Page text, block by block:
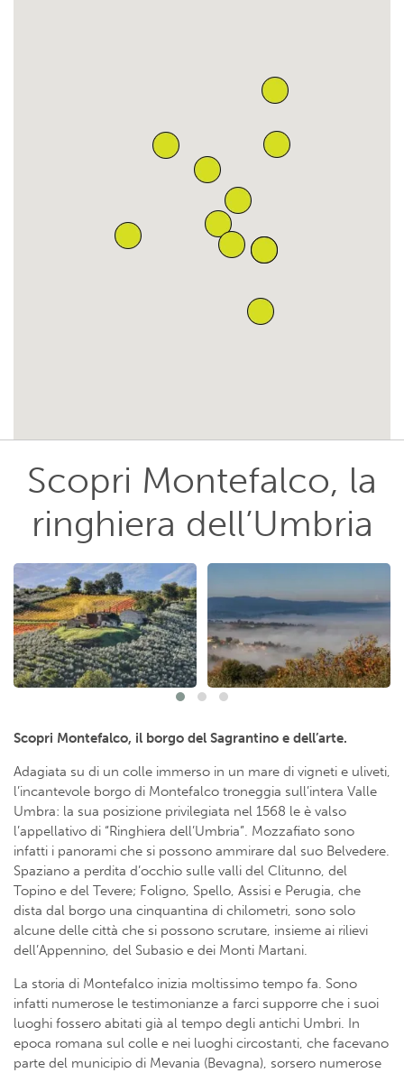
Scopri Montefalco, la
ringhiera dell’Umbria
Scopri Montefalco, il borgo del Sagrantino e dell’arte.
Adagiata su di un colle immerso in un mare di vigneti e uliveti,
l’incantevole borgo di Montefalco troneggia sull’intera Valle
Umbra: la sua posizione privilegiata nel 1568 le è valso
l’appellativo di “Ringhiera dell’Umbria”. Mozzafiato sono
infatti i panorami che si possono ammirare dal suo Belvedere.
Spaziano a perdita d’occhio sulle valli del Clitunno, del
Topino e del Tevere; Foligno, Spello, Assisi e Perugia, che
dista dal borgo una cinquantina di chilometri, sono solo
alcune delle città che si possono scrutare, insieme ai rilievi
dell’Appennino, del Subasio e dei Monti Martani.
La storia di Montefalco inizia moltissimo tempo fa. Sono
infatti numerose le testimonianze a farci supporre che i suoi
luoghi fossero abitati già al tempo degli antichi Umbri. In
epoca romana sul colle e nei luoghi circostanti, che facevano
parte del municipio di Mevania (Bevagna), sorsero numerose